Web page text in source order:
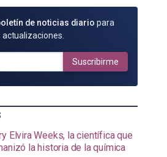
de noticias diario para
Suscribirme
Elvira Weeks, la científica que
la historia de la química